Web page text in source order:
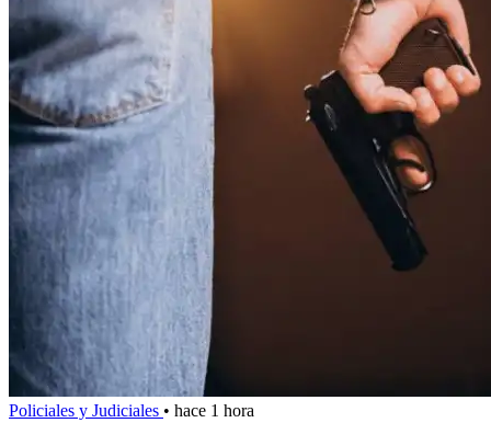
Policiales y Judiciales • hace 1 hora